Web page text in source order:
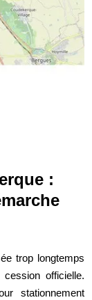
:
trop longtemps
officielle.
stationnement